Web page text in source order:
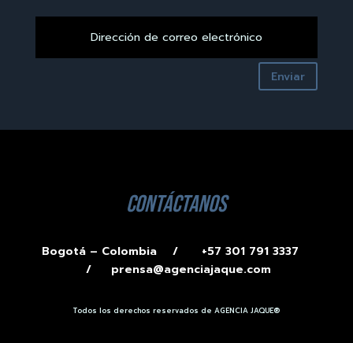
Enviar
contáctanos
Bogotá – Colombia /
+57 301 791 3337
/ prensa@agenciajaque.com
Todos los derechos reservados de AGENCIA JAQUE®